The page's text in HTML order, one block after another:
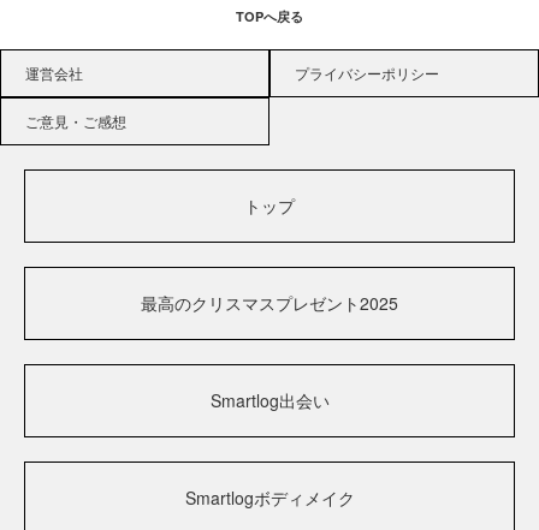
TOPへ戻る
運営会社 プライバシーポリシー
ご意見・ご感想
トップ
最高のクリスマスプレゼント2025
Smartlog出会い
Smartlogボディメイク